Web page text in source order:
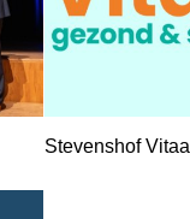
Stevenshof Vitaal